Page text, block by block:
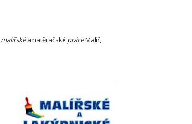
malířskéa natěračské práceMalíř,